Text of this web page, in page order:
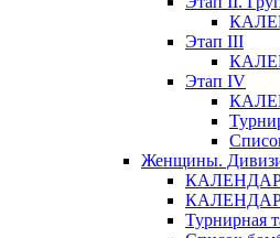
Этап III
Этап IV
Женщины.
Турнирная